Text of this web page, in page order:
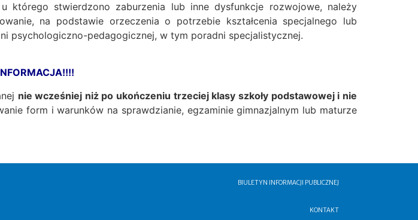
którego stwierdzono zaburzenia lub inne dysfunkcje rozwojowe, należy
na podstawie orzeczenia o potrzebie kształcenia specjalnego lub
psychologiczno-pedagogicznej, w tym poradni specjalistycznej.
nie wcześniej niż po ukończeniu trzeciej klasy szkoły podstawowej i nie
form i warunków na sprawdzianie, egzaminie gimnazjalnym lub maturze
BIULETYN INFORMACJI PUBLICZNEJ
KONTAKT